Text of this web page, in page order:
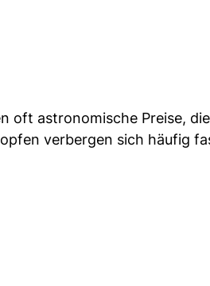
oft astronomische Preise,
verbergen sich häufig